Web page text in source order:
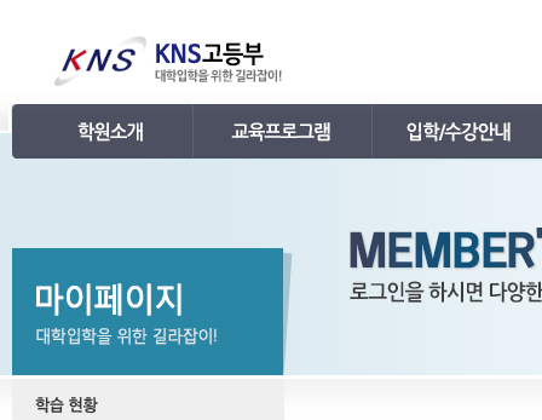
언론보도
명예의 전당
KNS 포토 갤러리
수능 프로그램
특강 프로그램
강의시간표 / 교재소개
입학안내
레벨 테스트